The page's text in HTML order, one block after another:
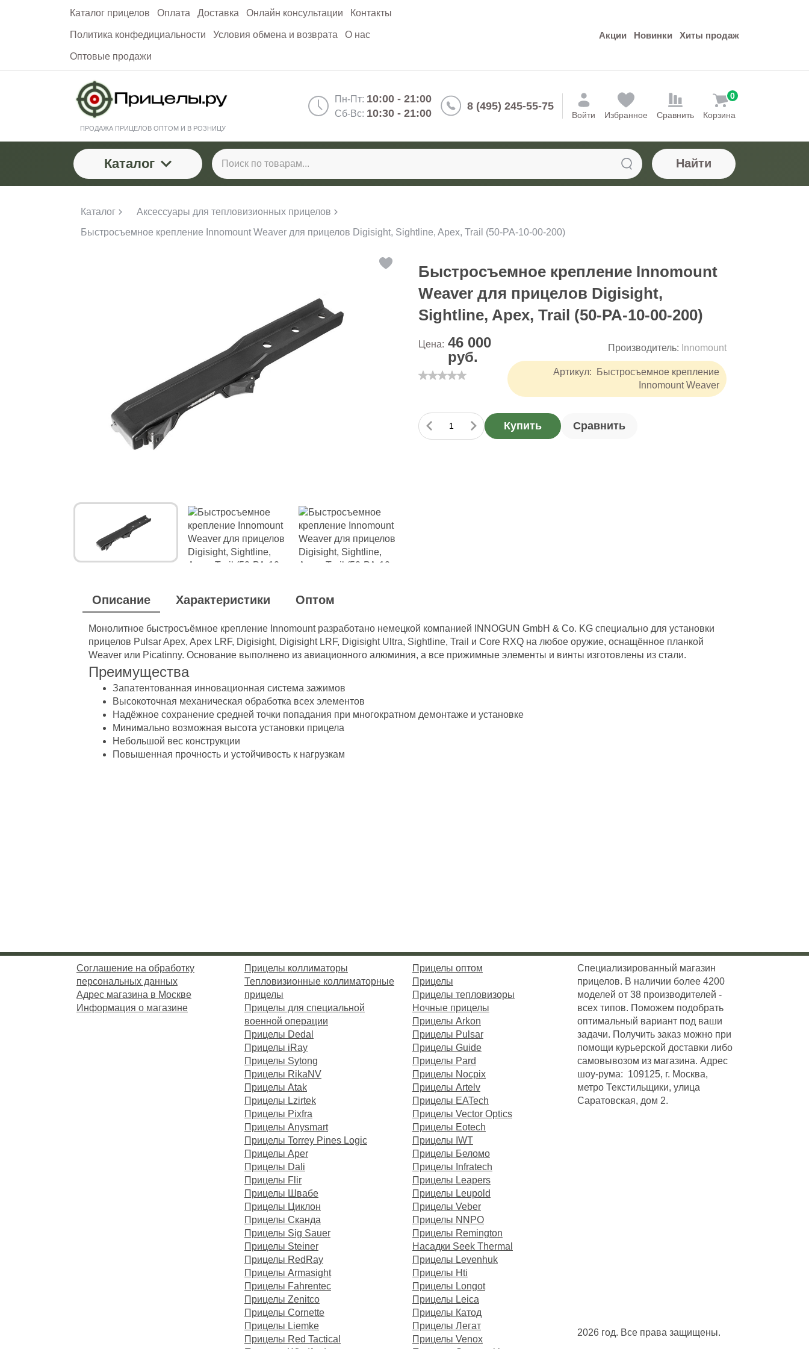
Каталог прицелов Оплата Доставка Онлайн консультации Контакты
Политика конфедициальности Условия обмена и возврата О нас
Оптовые продажи
Акции Новинки Хиты продаж
ПРОДАЖА ПРИЦЕЛОВ ОПТОМ И В РОЗНИЦУ
Пн-Пт: 10:00 - 21:00
Сб-Вс: 10:30 - 21:00
8 (495) 245-55-75
Войти Избранное Сравнить Корзина
0
Каталог Найти
Каталог
Аксессуары для тепловизионных прицелов
Быстросъемное крепление Innomount Weaver для прицелов Digisight, Sightline, Apex, Trail (50-PA-10-00-200)
Быстросъемное крепление Innomount
Weaver для прицелов Digisight,
Sightline, Apex, Trail (50-PA-10-00-200)
Производитель: Innomount
Артикул:
Быстросъемное крепление
Innomount Weaver
Цена: 46 000
руб.
Купить Сравнить
Описание Характеристики Оптом
Монолитное быстросъёмное крепление Innomount разработано немецкой компанией INNOGUN GmbH & Co. KG специально для установки
прицелов Pulsar Apex, Apex LRF, Digisight, Digisight LRF, Digisight Ultra, Sightline, Trail и Core RXQ на любое оружие, оснащённое планкой
Weaver или Picatinny. Основание выполнено из авиационного алюминия, а все прижимные элементы и винты изготовлены из стали.
Преимущества
Запатентованная инновационная система зажимов
Высокоточная механическая обработка всех элементов
Надёжное сохранение средней точки попадания при многократном демонтаже и установке
Минимально возможная высота установки прицела
Небольшой вес конструкции
Повышенная прочность и устойчивость к нагрузкам
Соглашение на обработку
персональных данных
Адрес магазина в Москве
Информация о магазине
Прицелы коллиматоры
Тепловизионные коллиматорные
прицелы
Прицелы для специальной
военной операции
Прицелы Dedal
Прицелы iRay
Прицелы Sytong
Прицелы RikaNV
Прицелы Atak
Прицелы Lzirtek
Прицелы Pixfra
Прицелы Anysmart
Прицелы Torrey Pines Logic
Прицелы Aper
Прицелы Dali
Прицелы Flir
Прицелы Швабе
Прицелы Циклон
Прицелы Сканда
Прицелы Sig Sauer
Прицелы Steiner
Прицелы RedRay
Прицелы Armasight
Прицелы Fahrentec
Прицелы Zenitco
Прицелы Cornette
Прицелы Liemke
Прицелы Red Tactical
Прицелы оптом
Прицелы
Прицелы тепловизоры
Ночные прицелы
Прицелы Arkon
Прицелы Pulsar
Прицелы Guide
Прицелы Pard
Прицелы Nocpix
Прицелы Artelv
Прицелы EATech
Прицелы Vector Optics
Прицелы Eotech
Прицелы IWT
Прицелы Беломо
Прицелы Infratech
Прицелы Leapers
Прицелы Leupold
Прицелы Veber
Прицелы NNPO
Прицелы Remington
Насадки Seek Thermal
Прицелы Levenhuk
Прицелы Hti
Прицелы Longot
Прицелы Leica
Прицелы Катод
Прицелы Легат
Прицелы Venox
Специализированный магазин
прицелов. В наличии более 4200
моделей от 38 производителей -
всех типов. Поможем подобрать
оптимальный вариант под ваши
задачи. Получить заказ можно при
помощи курьерской доставки либо
самовывозом из магазина. Адрес
шоу-рума: 109125, г. Москва,
метро Текстильщики, улица
Саратовская, дом 2.
2026 год. Все права защищены.